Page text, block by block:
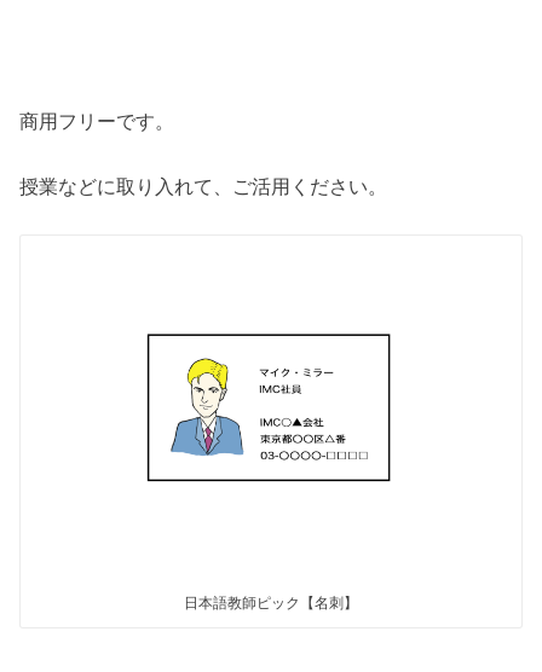
商用フリーです。
授業などに取り入れて、ご活用ください。
日本語教師ピック【名刺】